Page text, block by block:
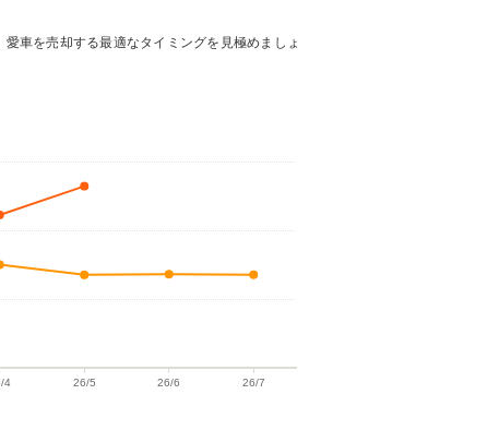
車を売却する最適なタイミングを見極めましょ